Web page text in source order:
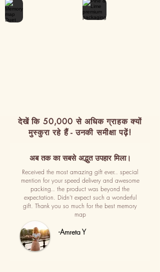
देखें कि 50,000 से अधिक ग्राहक क्यों
मुस्कुरा रहे हैं - उनकी समीक्षा पढ़ें!
अब तक का सबसे अद्भुत उपहार मिला।
Received the most amazing gift ever.. special
mention for your speed delivery and awesome
packing.. the product was beyond the
expectation. Didn't expect such a wonderful
gift. Thank you so much for the best memory
map
-Amreta Y